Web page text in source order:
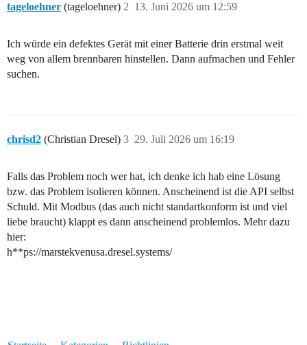
tageloehner (tageloehner) 13. Juni 2026 um 12:59
2
Ich würde ein defektes Gerät mit einer Batterie drin erstmal weit
weg von allem brennbaren hinstellen. Dann aufmachen und Fehler
suchen.
chrisd2 (Christian Dresel) 29. Juli 2026 um 16:19
3
Falls das Problem noch wer hat, ich denke ich hab eine Lösung
bzw. das Problem isolieren können. Anscheinend ist die API selbst
Schuld. Mit Modbus (das auch nicht standartkonform ist und viel
liebe braucht) klappt es dann anscheinend problemlos. Mehr dazu
hier:
h**ps://marstekvenusa.dresel.systems/